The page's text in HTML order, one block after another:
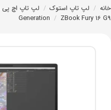
خانه / لپ تاپ استوک / لپ تاپ اچ پی HP
Generation / ZBook Fury 16 G9